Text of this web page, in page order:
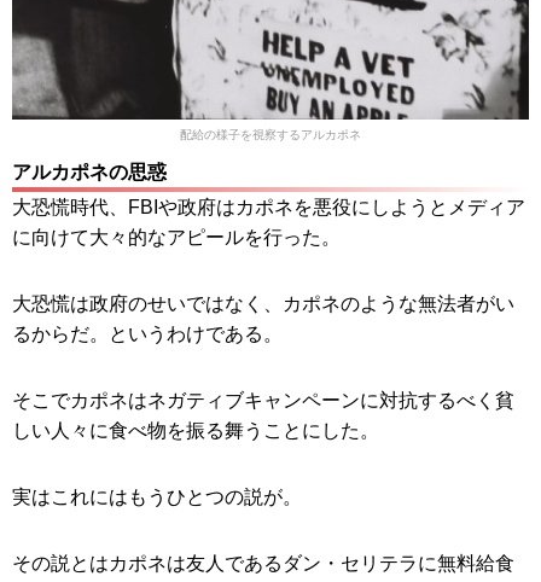
配給の様子を視察するアルカポネ
アルカポネの思惑
大恐慌時代、FBIや政府はカポネを悪役にしようとメディア
に向けて大々的なアピールを行った。
大恐慌は政府のせいではなく、カポネのような無法者がい
るからだ。というわけである。
そこでカポネはネガティブキャンペーンに対抗するべく貧
しい人々に食べ物を振る舞うことにした。
実はこれにはもうひとつの説が。
その説とはカポネは友人であるダン・セリテラに無料給食